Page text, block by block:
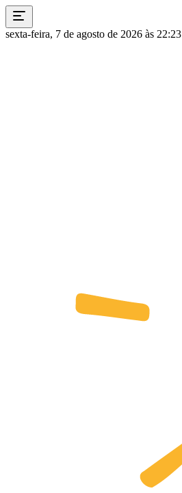
sexta-feira, 7 de agosto de 2026 às 22:23